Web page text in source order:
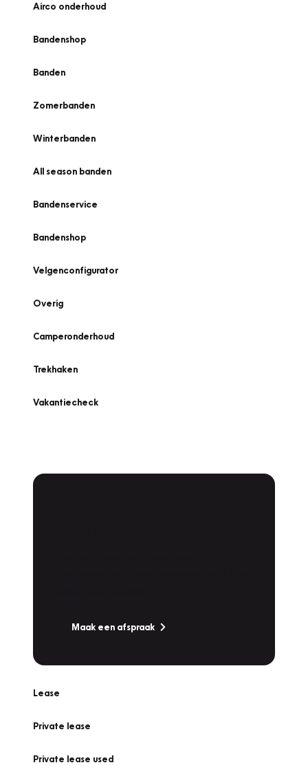
Airco onderhoud
Bandenshop
Banden
Zomerbanden
Winterbanden
All season banden
Bandenservice
Bandenshop
Velgenconfigurator
Overig
Camperonderhoud
Trekhaken
Vakantiecheck
Maak een afspraak
Lease
Private lease
Private lease used